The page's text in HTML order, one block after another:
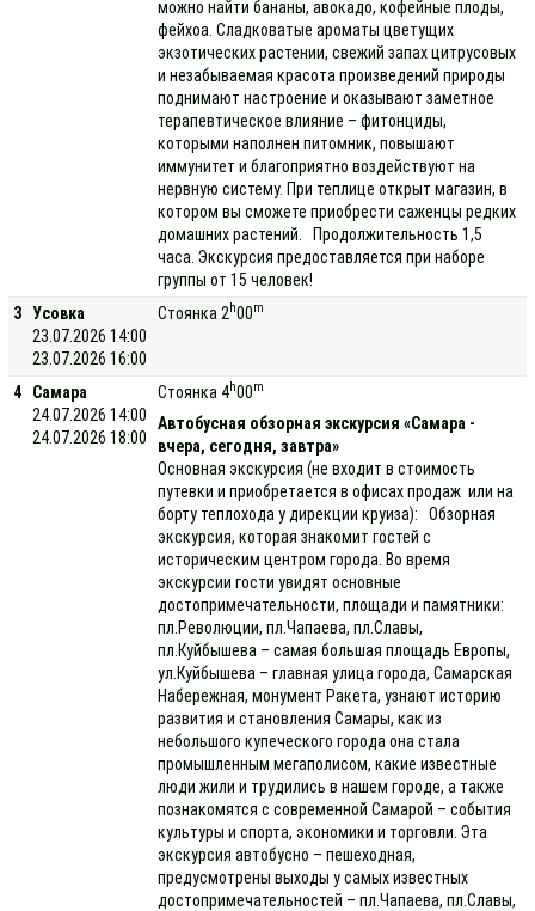
можно найти бананы, авокадо, кофейные плоды,
фейхоа. Сладковатые ароматы цветущих
экзотических растении, свежий запах цитрусовых
и незабываемая красота произведений природы
поднимают настроение и оказывают заметное
терапевтическое влияние – фитонциды,
которыми наполнен питомник, повышают
иммунитет и благоприятно воздействуют на
нервную систему. При теплице открыт магазин, в
котором вы сможете приобрести саженцы редких
домашних растений. Продолжительность 1,5
часа. Экскурсия предоставляется при наборе
группы от 15 человек!
3 Усовка
23.07.2026 14:00
23.07.2026 16:00
Стоянка 2 h00m
4
Самара
24.07.2026 14:00
24.07.2026 18:00
Стоянка 4h00m
Автобусная обзорная экскурсия «Самара -
вчера, сегодня, завтра»
Основная экскурсия (не входит в стоимость
путевки и приобретается в офисах продаж или на
борту теплохода у дирекции круиза): Обзорная
экскурсия, которая знакомит гостей с
историческим центром города. Во время
экскурсии гости увидят основные
достопримечательности, площади и памятники:
пл.Революции, пл.Чапаева, пл.Славы,
пл.Куйбышева – самая большая площадь Европы,
ул.Куйбышева – главная улица города, Самарская
Набережная, монумент Ракета, узнают историю
развития и становления Самары, как из
небольшого купеческого города она стала
промышленным мегаполисом, какие известные
люди жили и трудились в нашем городе, а также
познакомятся с современной Самарой – события
культуры и спорта, экономики и торговли. Эта
экскурсия автобусно – пешеходная,
предусмотрены выходы у самых известных
достопримечательностей – пл.Чапаева, пл.Славы,